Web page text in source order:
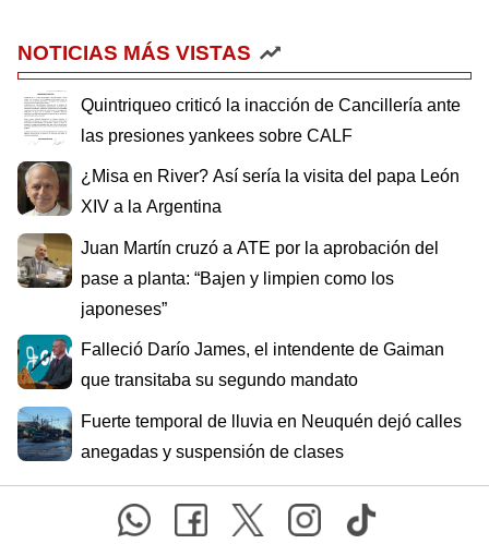
NOTICIAS MÁS VISTAS
Quintriqueo criticó la inacción de Cancillería ante
las presiones yankees sobre CALF
¿Misa en River? Así sería la visita del papa León
XIV a la Argentina
Juan Martín cruzó a ATE por la aprobación del
pase a planta: “Bajen y limpien como los
japoneses”
Falleció Darío James, el intendente de Gaiman
que transitaba su segundo mandato
Fuerte temporal de lluvia en Neuquén dejó calles
anegadas y suspensión de clases